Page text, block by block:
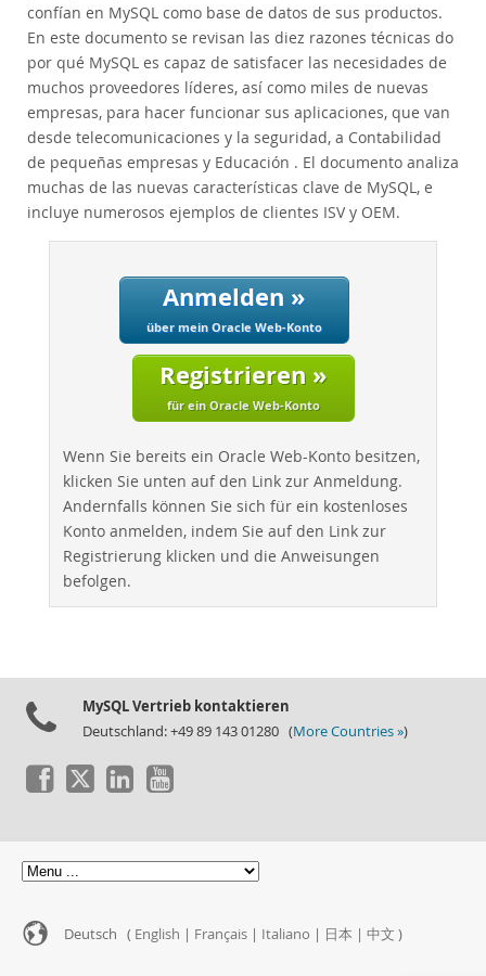
Performance
Benchmarks
Migration
TCO Savings
Industries
Neues & Termine
Kaufen
Dokumentation
Entwickler-Bereich
confían en MySQL como base de datos de sus productos.
En este documento se revisan las diez razones técnicas do
por qué MySQL es capaz de satisfacer las necesidades de
muchos proveedores líderes, así como miles de nuevas
empresas, para hacer funcionar sus aplicaciones, que van
desde telecomunicaciones y la seguridad, a Contabilidad
de pequeñas empresas y Educación . El documento analiza
muchas de las nuevas características clave de MySQL, e
incluye numerosos ejemplos de clientes ISV y OEM.
Anmelden »
über mein Oracle Web-Konto
Registrieren »
für ein Oracle Web-Konto
Wenn Sie bereits ein Oracle Web-Konto besitzen,
klicken Sie unten auf den Link zur Anmeldung.
Andernfalls können Sie sich für ein kostenloses
Konto anmelden, indem Sie auf den Link zur
Registrierung klicken und die Anweisungen
befolgen.
MySQL Vertrieb kontaktieren
Deutschland: +49 89 143 01280 (More Countries »)
Deutsch ( English | Français | Italiano | 日本 | 中文 )